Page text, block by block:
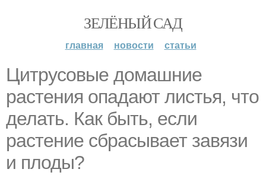
ЗЕЛЁНЫЙ САД
главная новости статьи
Цитрусовые домашние
растения опадают листья, что
делать. Как быть, если
растение сбрасывает завязи
и плоды?